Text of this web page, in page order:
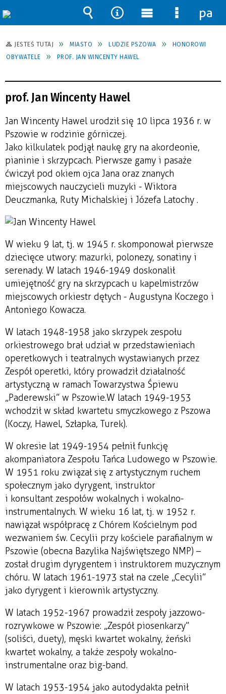
JESTEŚ TUTAJ MIASTO LUDZIE PSZOWA
HONOROWI
OBYWATELE
PROF. JAN WINCENTY HAWEL
prof. Jan Wincenty Hawel
Jan Wincenty Hawel urodził się 10 lipca 1936 r. w
Pszowie w rodzinie górniczej.
Jako kilkulatek podjął naukę gry na akordeonie,
pianinie i skrzypcach. Pierwsze gamy i pasaże
ćwiczył pod okiem ojca Jana oraz znanych
miejscowych nauczycieli muzyki - Wiktora
Deuczmanka, Ruty Michalskiej i Józefa Latochy .
W wieku 9 lat, tj. w 1945 r. skomponował pierwsze
dziecięce utwory: mazurki, polonezy, sonatiny i
serenady. W latach 1946-1949 doskonalił
umiejętność gry na skrzypcach u kapelmistrzów
miejscowych orkiestr dętych - Augustyna Koczego i
Antoniego Kowacza.
W latach 1948-1958 jako skrzypek zespołu
orkiestrowego brał udział w przedstawieniach
operetkowych i teatralnych wystawianych przez
Zespół operetki, który prowadził działalność
artystyczną w ramach Towarzystwa Śpiewu
„Paderewski” w Pszowie. W latach 1949-1953
wchodził w skład kwartetu smyczkowego z Pszowa
(Koczy, Hawel, Szłapka, Turek).
W okresie lat 1949-1954 pełnił funkcję
akompaniatora Zespołu Tańca Ludowego w Pszowie.
W 1951 roku związał się z artystycznym ruchem
społecznym jako dyrygent, instruktor
i konsultant zespołów wokalnych i wokalno-
instrumentalnych. W wieku 16 lat, tj. w 1952 r.
nawiązał współpracę z Chórem Kościelnym pod
wezwaniem św. Cecylii przy kościele parafialnym w
Pszowie (obecna Bazylika Najświętszego NMP) –
został drugim dyrygentem i instruktorem muzycznym
chóru. W latach 1961-1973 stał na czele „Cecylii”
jako dyrygent i kierownik artystyczny.
W latach 1952-1967 prowadził zespoły jazzowo-
rozrywkowe w Pszowie: „Zespół piosenkarzy”
(soliści, duety), męski kwartet wokalny, żeński
kwartet wokalny, a także zespoły wokalno-
instrumentalne oraz big-band.
W latach 1953-1954 jako autodydakta pełnił
Wyszukiwarka
Narzędzia
Menu
główne
Menu